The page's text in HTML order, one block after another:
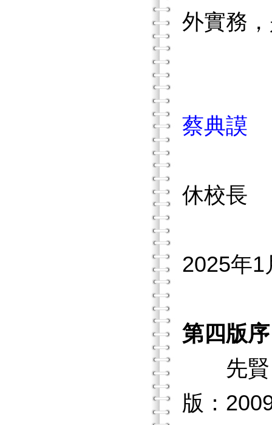
外實務
蔡典謨
休校長
2025年1
第四版序
先賢
版：